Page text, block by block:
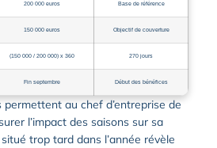
200 000 euros Base de référence
150 000 euros Objectif de couverture
(150 000 / 200 000) x 360 270 jours
Fin septembre Début des bénéfices
au chef d’entreprise de
l’impact des saisons sur sa
trop tard dans l’année révèle